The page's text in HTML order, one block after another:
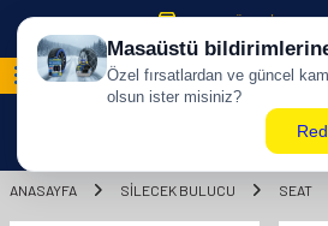
500 TL ÜZERİ KARGO
ANASAYFA SILECEK BULUCU SEAT